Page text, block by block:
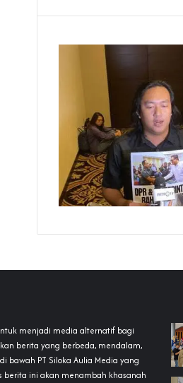
menjadi media alternatif bagi
berita yang berbeda, mendalam,
bawah PT Siloka Aulia Media yang
berita ini akan menambah khasanah